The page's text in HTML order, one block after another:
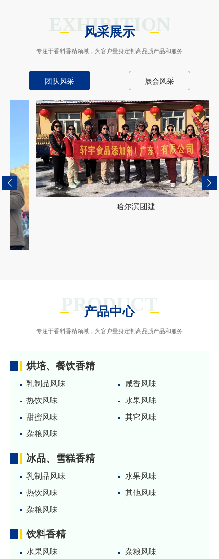
EXHIBITION
风采展示
专注于香料香精领域，为客户量身定制高品质产品和服务
团队风采 展会风采
哈尔滨团建
PRODUCT
产品中心
专注于香料香精领域，为客户量身定制高品质产品和服务
烘培、餐饮香精
乳制品风味
咸香风味
热饮风味
水果风味
甜蜜风味
其它风味
杂粮风味
冰品、雪糕香精
乳制品风味
水果风味
热饮风味
其他风味
杂粮风味
饮料香精
水果风味
杂粮风味